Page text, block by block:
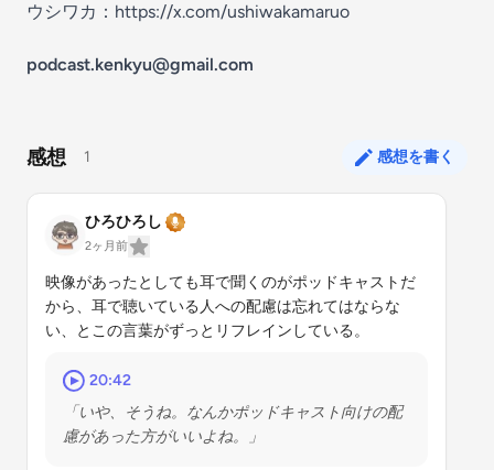
ウシワカ： https://x.com/ushiwakamaruo
podcast.kenkyu@gmail.com
感想 1 感想を書く
ひろひろし
2ヶ月前
映像があったとしても耳で聞くのがポッドキャストだ
から、耳で聴いている人への配慮は忘れてはならな
い、とこの言葉がずっとリフレインしている。
20:42
「いや、そうね。なんかポッドキャスト向けの配
慮があった方がいいよね。」